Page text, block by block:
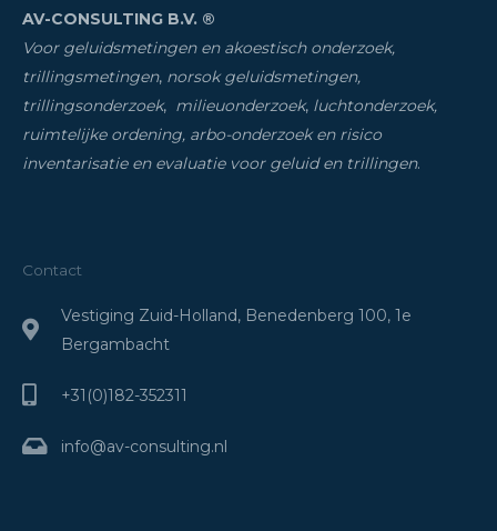
AV-CONSULTING B.V. ®
Voor geluidsmetingen en akoestisch onderzoek,
trillingsmetingen, norsok geluidsmetingen,
trillingsonderzoek, milieuonderzoek, luchtonderzoek,
ruimtelijke ordening, arbo-onderzoek en risico
inventarisatie en evaluatie voor geluid en trillingen.
Contact
Vestiging Zuid-Holland, Benedenberg 100, 1e
Bergambacht
+31(0)182-352311
info@av-consulting.nl